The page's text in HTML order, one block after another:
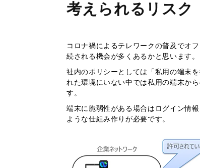
考えられるリスク
コロナ禍によるテレワークの普及でオ
続される機会が多くあるかと思います。
社内のポリシーとしては「私用の端末
れた環境にいない中では私用の端末か
す。
端末に脆弱性がある場合はログイン情
ような仕組み作りが必要です。